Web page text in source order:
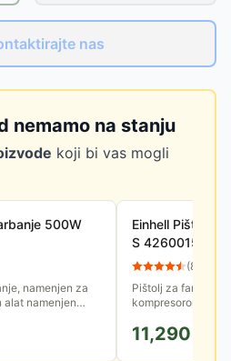
nas
nemamo na stanju
koji bi vas mogli
500W
namenjen za
alat namenjen
Einhell Pištolj
S 4260015
(82
Pištolj za farbanje
kompresorom.
bazi vode.
11,290